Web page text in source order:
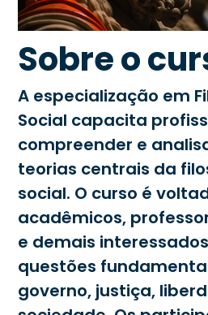
Sobre o
A especialização em
Social capacita
compreender e
teorias centrais da
social. O curso é
acadêmicos,
e demais
questões
governo, justiça,